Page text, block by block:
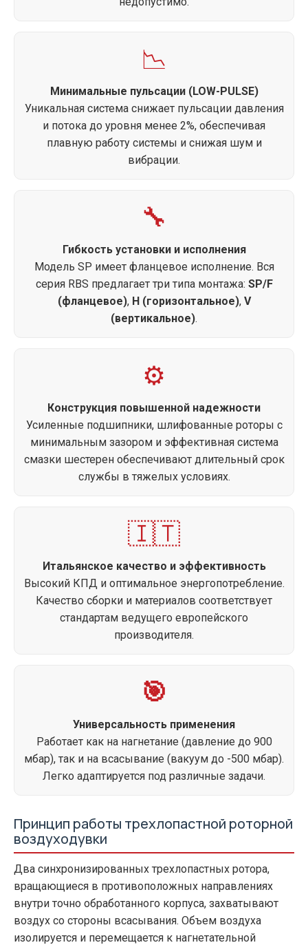
📉
Минимальные пульсации (LOW-PULSE)
Уникальная система снижает пульсации давления
и потока до уровня менее 2%, обеспечивая
плавную работу системы и снижая шум и
вибрации.
🔧
Гибкость установки и исполнения
Модель SP имеет фланцевое исполнение. Вся
серия RBS предлагает три типа монтажа: SP/F
(фланцевое), H (горизонтальное), V
(вертикальное).
⚙️
Конструкция повышенной надежности
Усиленные подшипники, шлифованные роторы с
минимальным зазором и эффективная система
смазки шестерен обеспечивают длительный срок
службы в тяжелых условиях.
🇮🇹
Итальянское качество и эффективность
Высокий КПД и оптимальное энергопотребление.
Качество сборки и материалов соответствует
стандартам ведущего европейского
производителя.
🎯
Универсальность применения
Работает как на нагнетание (давление до 900
мбар), так и на всасывание (вакуум до -500 мбар).
Легко адаптируется под различные задачи.
Принцип работы трехлопастной роторной
воздуходувки
Два синхронизированных трехлопастных ротора,
вращающиеся в противоположных направлениях
внутри точно обработанного корпуса, захватывают
воздух со стороны всасывания. Объем воздуха
изолируется и перемещается к нагнетательной